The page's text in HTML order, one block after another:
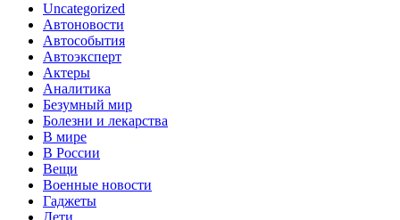
Uncategorized
Автоновости
Автособытия
Автоэксперт
Актеры
Аналитика
Безумный мир
Болезни и лекарства
В мире
В России
Вещи
Военные новости
Гаджеты
Дети